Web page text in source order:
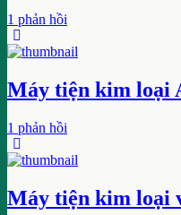
1 phản hồi
Máy tiện kim loại
1 phản hồi
Máy tiện kim loại